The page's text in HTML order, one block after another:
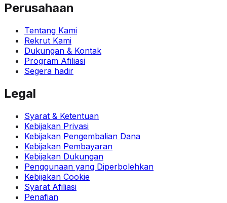
Perusahaan
Tentang Kami
Rekrut Kami
Dukungan & Kontak
Program Afiliasi
Segera hadir
Legal
Syarat & Ketentuan
Kebijakan Privasi
Kebijakan Pengembalian Dana
Kebijakan Pembayaran
Kebijakan Dukungan
Penggunaan yang Diperbolehkan
Kebijakan Cookie
Syarat Afiliasi
Penafian